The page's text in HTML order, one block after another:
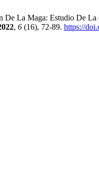
De La Maga: Estudio De
, 6 (16), 72-89. https://